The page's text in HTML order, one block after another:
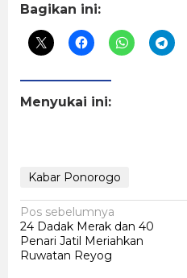
Bagikan ini:
Menyukai ini:
Kabar Ponorogo
Navigasi
pos
Pos sebelumnya
24 Dadak Merak dan 40
Penari Jatil Meriahkan
Ruwatan Reyog